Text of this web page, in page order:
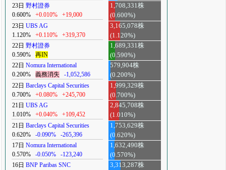
23日 野村證券
0.600%
+0.010% +19,000
1,708,331株
(0.600%)
23日 UBS AG
1.120%
+0.110% +319,370
3,165,078株
(1.120%)
22日 野村證券
0.590%
再IN
1,689,331株
(0.590%)
22日 Nomura International
0.200%
義務消失 -1,052,586
579,904株
(0.200%)
22日 Barclays Capital Securities
0.700%
+0.080% +245,700
1,999,329株
(0.700%)
21日 UBS AG
1.010%
+0.040% +109,452
2,845,708株
(1.010%)
21日 Barclays Capital Securities
0.620%
-0.090% -265,396
1,753,629株
(0.620%)
17日 Nomura International
0.570%
-0.050% -123,240
1,632,490株
(0.570%)
16日 BNP Paribas SNC
3,313,287株